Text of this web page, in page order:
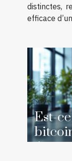
distinctes,
efficace
Est-